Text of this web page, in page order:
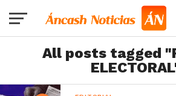
All posts tagged